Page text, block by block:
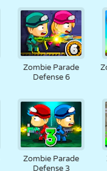
DÉFENSE DINOSAURE
MATHS LABYRINTHE
RÉTRO ROBOT
Zombie Parade
Defense 6
Zombie Parade
Defense 3